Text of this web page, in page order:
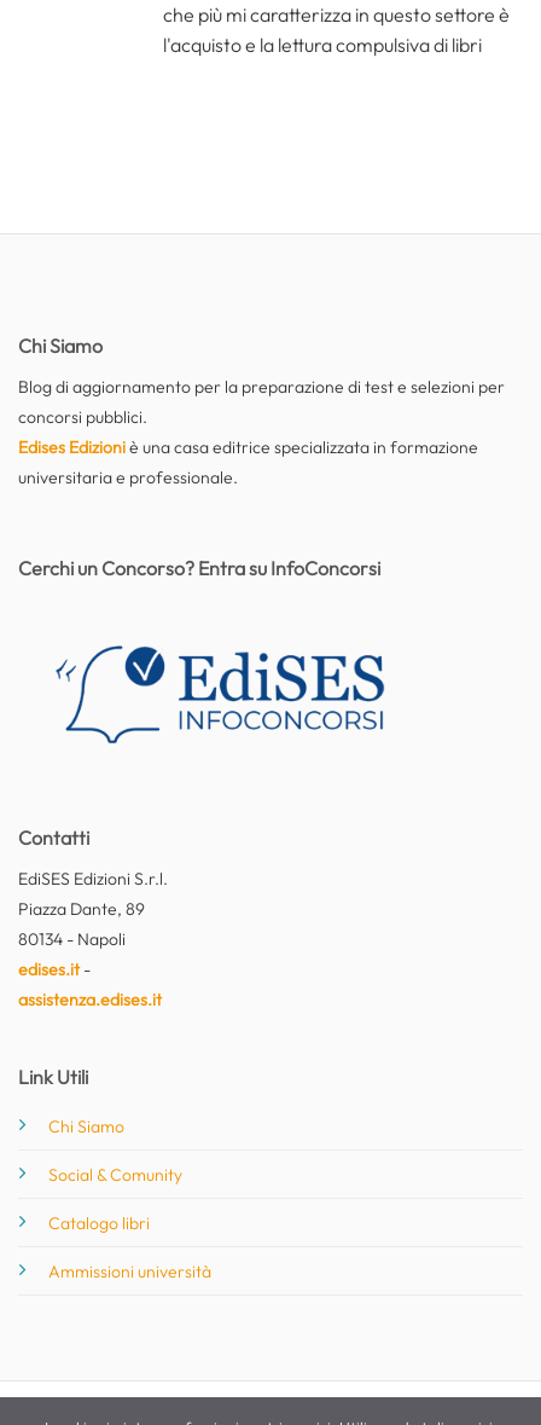
che più mi caratterizza in questo settore è
l'acquisto e la lettura compulsiva di libri
Chi Siamo
Blog di aggiornamento per la preparazione di test e selezioni per
concorsi pubblici.
Edises Edizioniè una casa editrice specializzata in formazione
universitaria e professionale.
Contatti
EdiSES Edizioni S.r.l.
Piazza Dante, 89
80134 - Napoli
edises.it-
assistenza.edises.it
Link Utili
Chi Siamo
Social & Comunity
Catalogo libri
Ammissioni università
Cerchi un Concorso? Entra su InfoConcorsi